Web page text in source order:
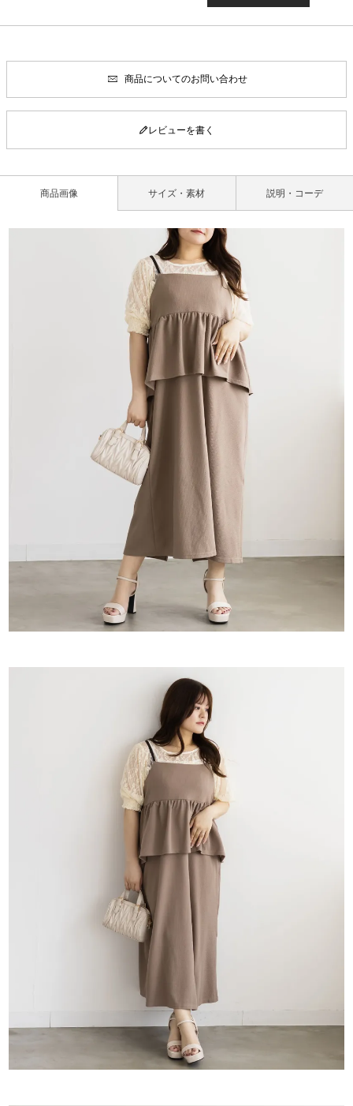
商品についてのお問い合わせ
レビューを書く
商品画像 サイズ・素材 説明・コーデ